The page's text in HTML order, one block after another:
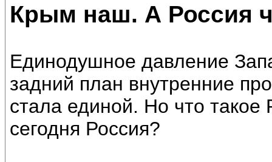
Крым наш. А Россия
Единодушное давление
задний план внутренние
стала единой. Но что
сегодня Россия?